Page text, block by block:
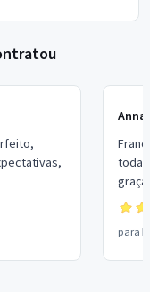
Anna
para